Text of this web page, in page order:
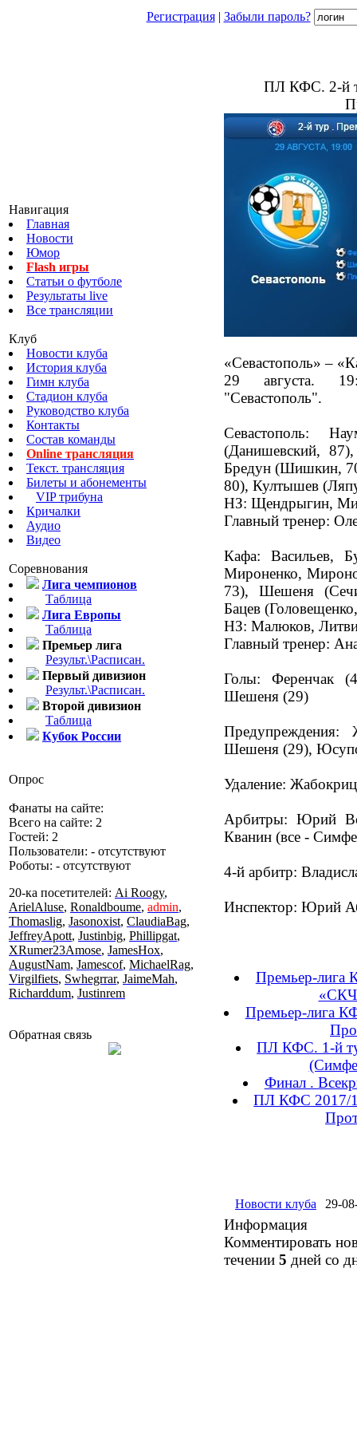
Регистрация| Забыли пароль?
Навигация
Главная
Новости
Юмор
Flash игры
Статьи о футболе
Результаты live
Все трансляции
Клуб
Новости клуба
История клуба
Гимн клуба
Стадион клуба
Руководство клуба
Контакты
Состав команды
Online трансляция
Текст. трансляция
Билеты и абонементы
VIP трибуна
Кричалки
Аудио
Видео
Соревнования
Лига чемпионов
Таблица
Лига Европы
Таблица
Премьер лига
Результ.\Расписан.
Первый дивизион
Результ.\Расписан.
Второй дивизион
Таблица
Кубок России
Опрос
Фанаты на сайте:
Всего на сайте: 2
Гостей: 2
Пользователи: - отсутствуют
Роботы: - отсутствуют
20-ка посетителей: Ai Roogy,
ArielAluse, Ronaldboume, admin,
Thomaslig, Jasonoxist, ClaudiaBag,
JeffreyApott, Justinbig, Phillipgat,
XRumer23Amose, JamesHox,
AugustNam, Jamescof, MichaelRag,
Virgilfiets, Swhegrrar, JaimeMah,
Richarddum, Justinrem
Обратная связь
ПЛ КФС. 2-й
«Севастополь» –
29 августа.
"Севастополь".
Севастополь:
(Данишевский,
Бредун (Шишкин,
80), Култышев
НЗ: Щендрыгин,
Главный тренер:
Кафа: Васильев,
Мироненко,
73), Шешеня
Бацев
НЗ: Малюков,
Главный тренер:
Голы: Ференчак
Шешеня (29)
Шешеня (29),
Удаление:
Арбитры: Юрий
Кванин (все -
4-й арбитр:
Инспектор: Юрий
Премьер-лига
Премьер-лига
ПЛ КФС. 1-й
Финал .
ПЛ КФС 2017/
Новости клуба 29-
Информация
Комментировать
течении 5 дней со